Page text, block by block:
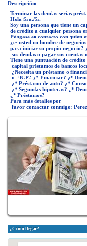
Descripción:
Terminar las deudas serias
Hola Sra./Sr.
Soy una persona que tiene un
de crédito a cualquier persona
Póngase en contacto con quien
¿es usted un hombre de
para iniciar su propio negocio?
sus deudas o pagar sus
Tiene una puntuación de
capital préstamos de bancos
¿Necesita un préstamo o
o FICP? ¿* Financiar? ¿*
¿* Préstamo de auto? ¿*
¿* Segundas hipotecas? ¿*
¿* Préstamos?
Para más detalles por
favor contactar conmigo:
¿Cómo llegar?